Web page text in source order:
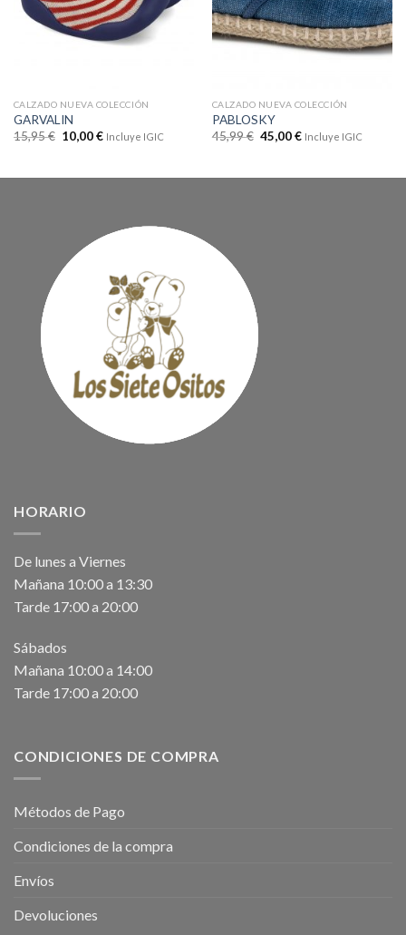
CALZADO NUEVA COLECCIÓN
GARVALIN
15,95€ 10,00€ Incluye IGIC
CALZADO NUEVA COLECCIÓN
PABLOSKY
45,99€ 45,00€ Incluye IGIC
HORARIO
De lunes a Viernes
Mañana 10:00 a 13:30
Tarde 17:00 a 20:00
Sábados
Mañana 10:00 a 14:00
Tarde 17:00 a 20:00
CONDICIONES DE COMPRA
Métodos de Pago
Condiciones de la compra
Envíos
Devoluciones